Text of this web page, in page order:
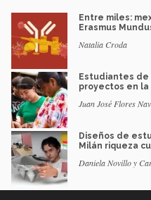
Entre miles:
Erasmus
Natalia Croda
Estudiantes de
proyectos en la
Juan José Flores
Diseños de
Milán riqueza
Daniela Novillo y